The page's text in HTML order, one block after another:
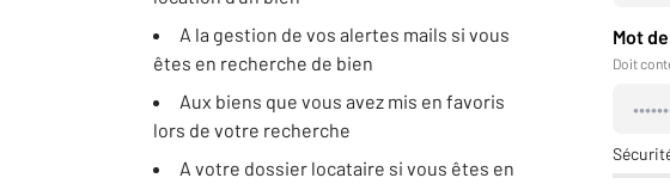
A la gestion de vos alertes mails si vous
êtes en recherche de bien
Aux biens que vous avez mis en favoris
lors de votre recherche
A votre dossier locataire si vous êtes en
Mot
Doit